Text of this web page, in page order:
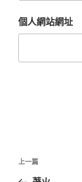
個人網站網址
文
上
一
上一篇